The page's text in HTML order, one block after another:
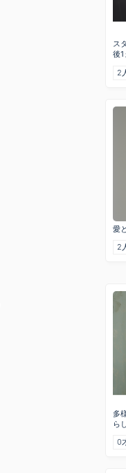
ス
後1
2
愛
2
多
ら
0